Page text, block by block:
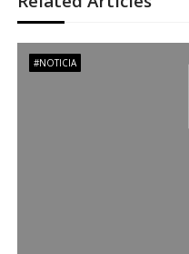
g#NOTICIA